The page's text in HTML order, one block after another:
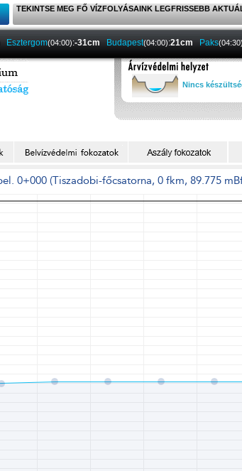
TEKINTSE MEG FŐ VÍZFOLYÁSAINK LEGFRISSEBB
Esztergom(04:00):-31cm Budapest(04:00):21cm Paks(04:30)
Nincs